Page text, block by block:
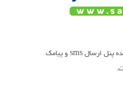
، ارایه دهنده پنل ارسال sms و پیامک